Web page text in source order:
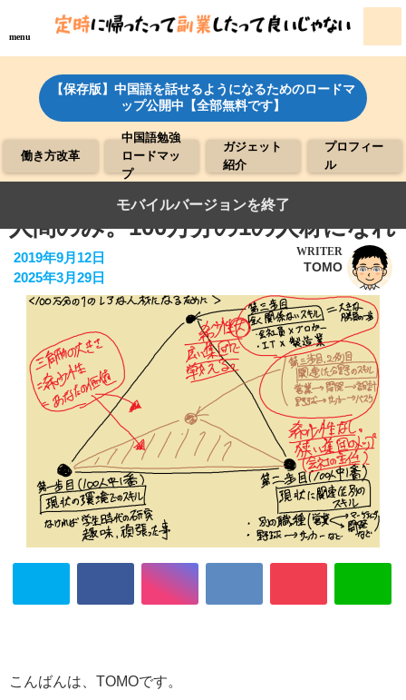
menu
【保存版】中国語を話せるようになるためのロードマ
ップ公開中【全部無料です】
働き方改革
中国語勉強
ロードマッ
プ
ガジェット
紹介
プロフィー
ル
●今の時代を生き残れるのはレアな
人間のみ。100万分の1の人材になれ
2019年9月12日
2025年3月29日
WRITER
TOMO
こんばんは、TOMOです。
モバイルバージョンを終了